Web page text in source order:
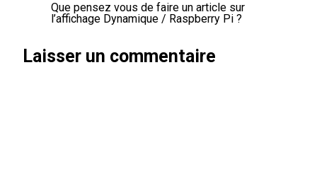
Que pensez vous de faire un article sur
l’affichage Dynamique / Raspberry Pi ?
Laisser un commentaire